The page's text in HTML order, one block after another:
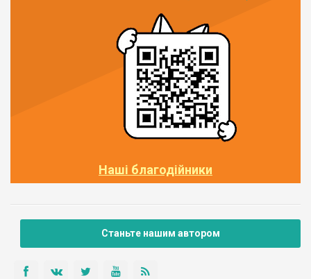
Наші благодійники
Станьте нашим автором